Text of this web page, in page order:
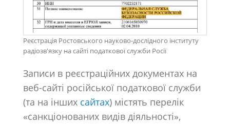
Реєстрація Ростовського науково-дослідного інституту
радіозв'язку на сайті податкової служби Росії
Записи в реєстраційних документах на
веб-сайті російської податкової служби
(та на інших сайтах) містять перелік
«санкціонованих видів діяльності»,